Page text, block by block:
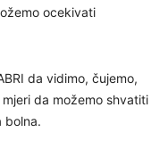
ocekivati
da vidimo, čujemo,
da možemo shvatiti
bolna.